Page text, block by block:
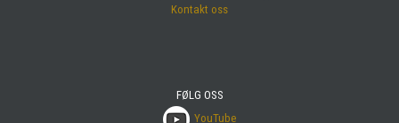
Kontakt oss
FØLG OSS
YouTube